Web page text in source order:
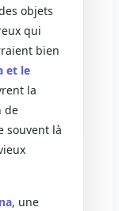
objets
qui
bien
et le
la
de
souvent là
, une